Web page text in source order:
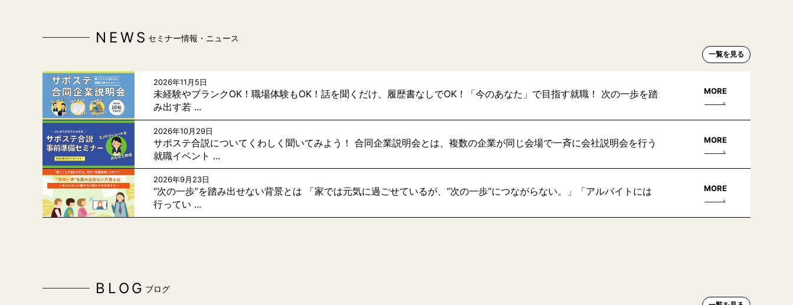
NEWS セミナー情報・ニュース
一覧を見る
2026年11月5日
未経験やブランクOK！職場体験もOK！話を聞くだけ、履歴書なしでOK！「今のあなた」で目指す就職！ 次の一歩を踏
み出す若 ...
MORE
2026年10月29日
サポステ合説についてくわしく聞いてみよう！ 合同企業説明会とは、複数の企業が同じ会場で一斉に会社説明会を行う
就職イベント ...
MORE
2026年9月23日
“次の一歩”を踏み出せない背景とは 「家では元気に過ごせているが、“次の一歩“につながらない。」「アルバイトには
行ってい ...
MORE
BLOG ブログ